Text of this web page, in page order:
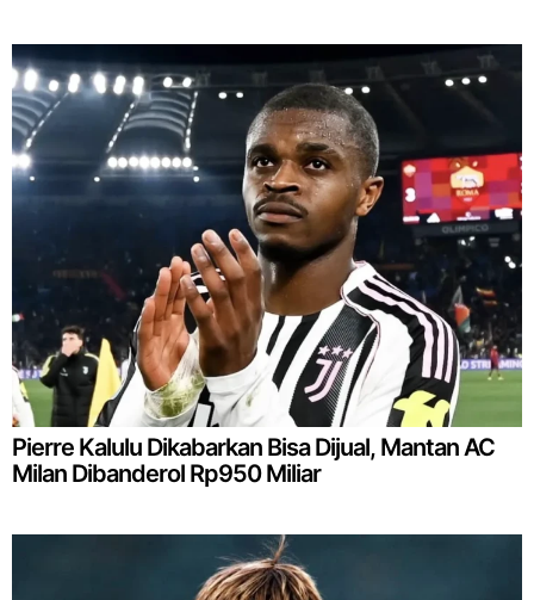
Pierre Kalulu Dikabarkan Bisa Dijual, Mantan AC
Milan Dibanderol Rp950 Miliar